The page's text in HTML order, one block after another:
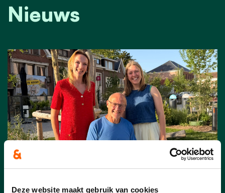
Deze website maakt gebruik van cookies
Nieuws
05/06/26